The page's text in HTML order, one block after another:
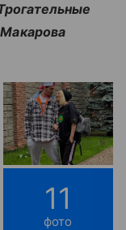
11
фото